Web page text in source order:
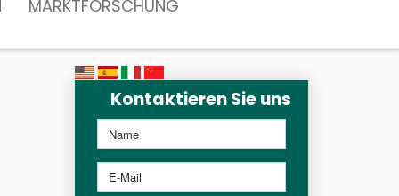
MARKTFORSCHUNG
Kontaktieren Sie uns